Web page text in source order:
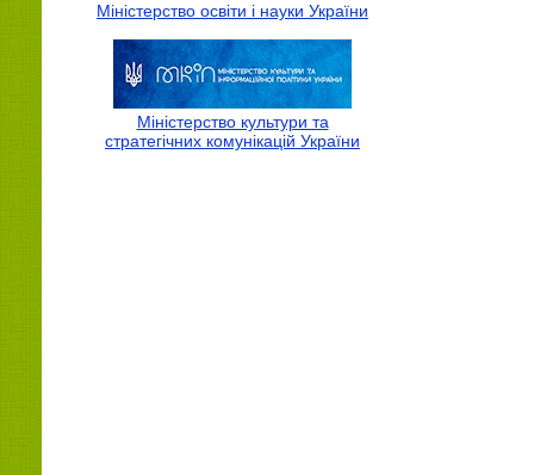
Міністерство освіти і науки України
Міністерство культури та
стратегічних комунікацій України